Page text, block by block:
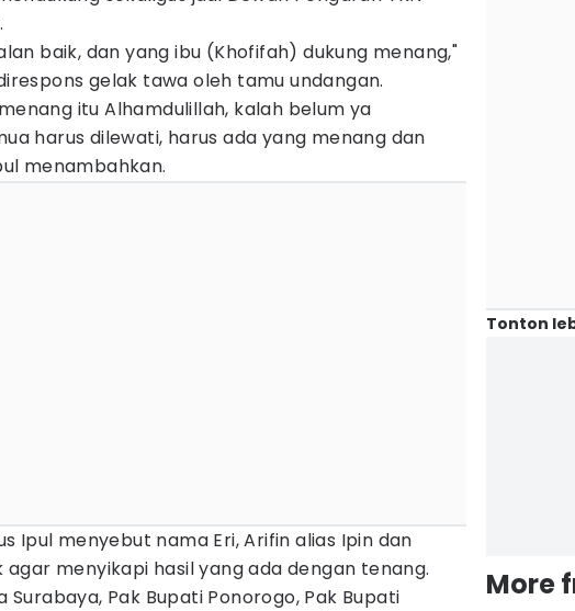
baik, dan yang ibu (Khofifah) dukung menang,"
gelak tawa oleh tamu undangan.
itu Alhamdulillah, kalah belum ya
harus dilewati, harus ada yang menang dan
menambahkan.
Ipul menyebut nama Eri, Arifin alias Ipin dan
agar menyikapi hasil yang ada dengan tenang.
Surabaya, Pak Bupati Ponorogo, Pak Bupati
Tonton
More